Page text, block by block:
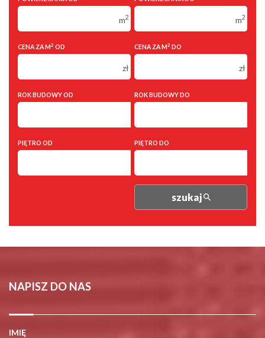
2 pokoje
5 pokoi
2 pokoje
5 pokoi
m2 m2
CENA ZA M2 OD
zł
CENA ZA M2 DO
zł
ROK BUDOWY OD ROK BUDOWY DO
PIĘTRO OD PIĘTRO DO
szukaj
NAPISZ DO NAS
IMIĘ